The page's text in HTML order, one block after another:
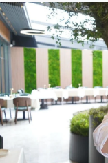
Asayiş
Resmi İlan